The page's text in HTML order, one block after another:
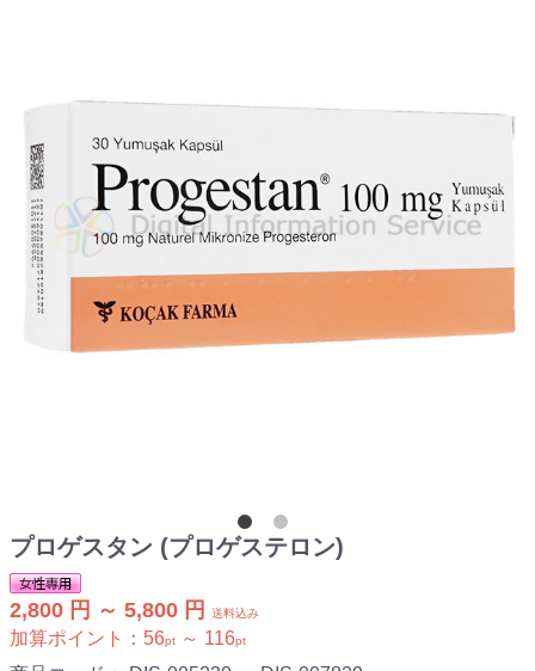
プロゲスタン (プロゲステロン)
2,800 円 ～ 5,800 円 送料込み
加算ポイント： 56pt ～ 116pt